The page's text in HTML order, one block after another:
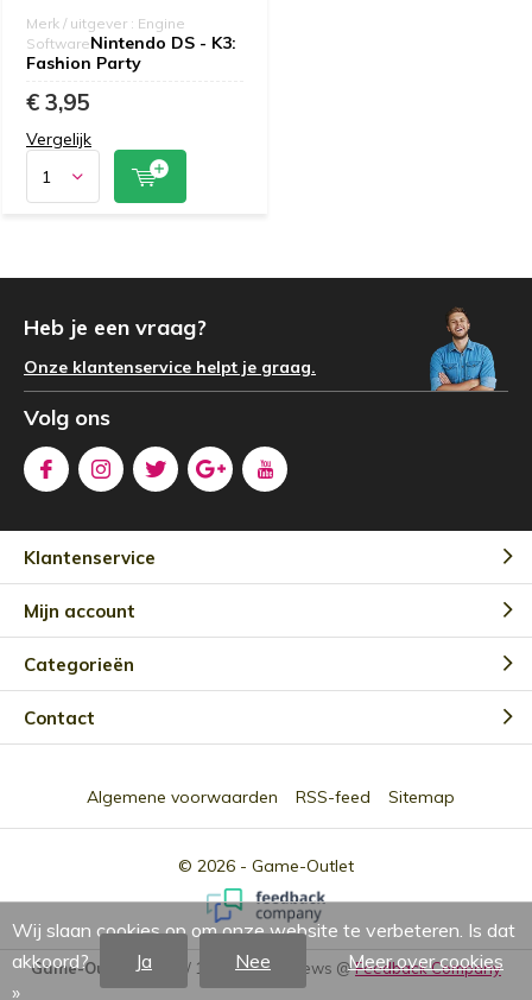
Merk / uitgever : Engine
SoftwareNintendo DS - K3:
Fashion Party
€ 3,95
Vergelijk
Heb je een vraag?
Onze klantenservice helpt je graag.
Volg ons
Klantenservice
Mijn account
Categorieën
Contact
© 2026 - Game-Outlet
Algemene voorwaarden RSS-feed Sitemap
Game-Outlet NL / 10 2301Reviews @Feedback Company
Wij slaan cookies op om onze website te verbeteren. Is dat
akkoord?
Ja Nee
Meer over cookies
»